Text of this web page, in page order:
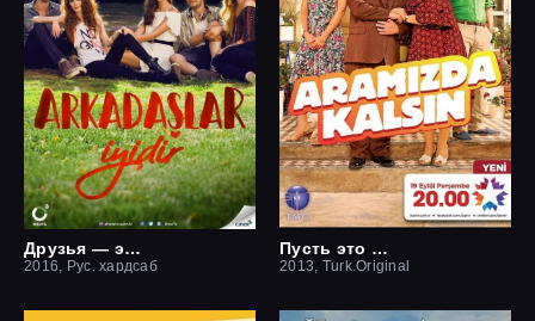
Друзья — это хорошо
2016, Рус. хардсаб
Пусть это останется между нами
2013, Turk.Original